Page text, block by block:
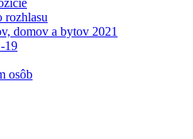
rozhlasu
domov a bytov 2021
19
osôb